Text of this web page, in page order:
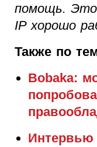
помощь. Это
IP хорошо
Также по
Bobaka:
Интервью